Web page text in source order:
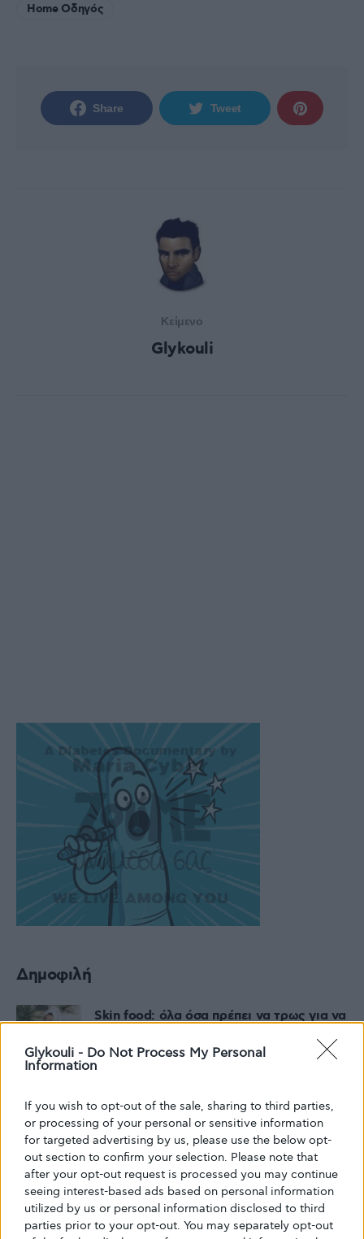
Glykouli - Do Not Process My Personal
Information
If you wish to opt-out of the sale, sharing to third parties,
or processing of your personal or sensitive information
for targeted advertising by us, please use the below opt-
out section to confirm your selection. Please note that
after your opt-out request is processed you may continue
seeing interest-based ads based on personal information
utilized by us or personal information disclosed to third
parties prior to your opt-out. You may separately opt-out
Home Οδηγός
Share Tweet
Κείμενο
Glykouli
Δημοφιλή
Skin food: όλα όσα πρέπει να τρως για να
7 ΑΥΓΟΎΣΤΟΥ, 2026
Η σημασία του ύπνου στην πρόληψη του
διαβήτη τύπου 2
6 ΑΥΓΟΎΣΤΟΥ, 2026
Ένα νέο χάπι ινσουλίνης πιθανώς να
μειώσει το σάκχαρο χωρίς ενέσεις